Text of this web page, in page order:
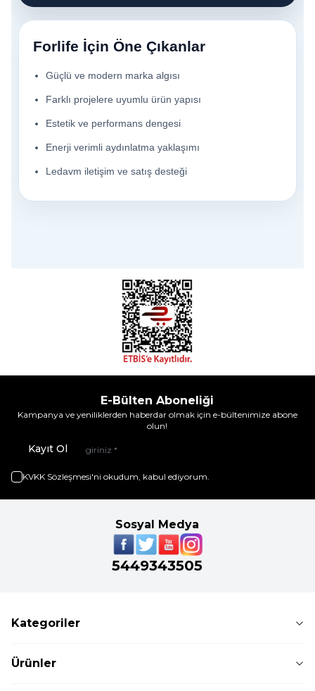
Forlife İçin Öne Çıkanlar
Güçlü ve modern marka algısı
Farklı projelere uyumlu ürün yapısı
Estetik ve performans dengesi
Enerji verimli aydınlatma yaklaşımı
Ledavm iletişim ve satış desteği
E-Bülten Aboneliği
Kampanya ve yeniliklerden haberdar olmak için e-bültenimize abone
olun!
Kayıt Ol
KVKK Sözleşmesi'ni okudum, kabul ediyorum.
Sosyal Medya
5449343505
Kategoriler
Ürünler